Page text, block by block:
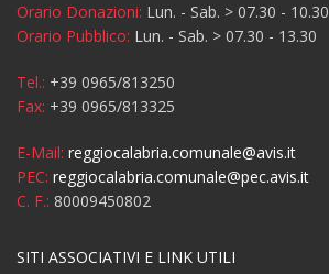
Orario Donazioni: Lun. - Sab. > 07.30 - 10.30
Orario Pubblico: Lun. - Sab. > 07.30 - 13.30
Tel.: +39 0965/813250
Fax: +39 0965/813325
E-Mail: reggiocalabria.comunale@avis.it
PEC: reggiocalabria.comunale@pec.avis.it
C. F.: 80009450802
SITI ASSOCIATIVI E LINK UTILI